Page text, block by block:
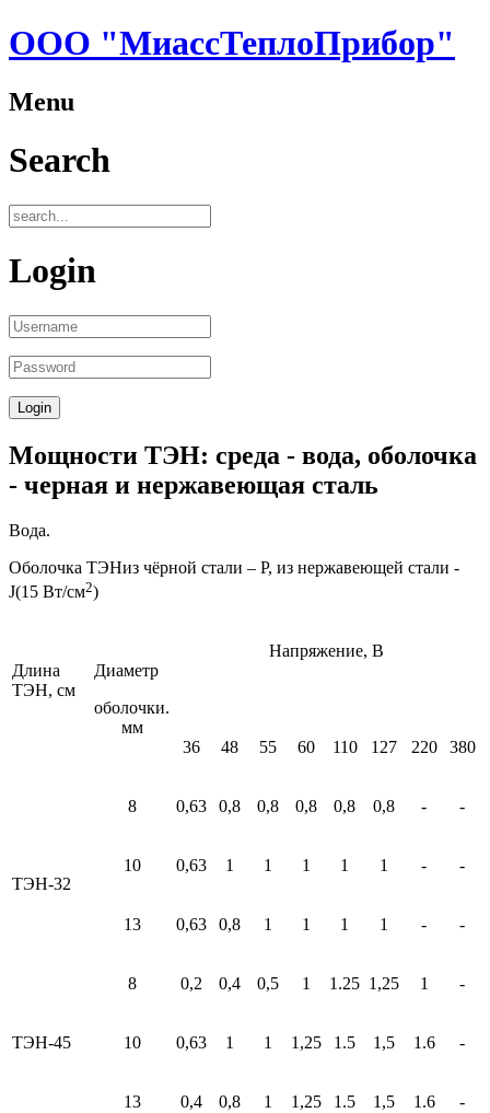
ООО "МиассТеплоПрибор"
Menu
Search
Login
Мощности ТЭН: среда - вода, оболочка
- черная и нержавеющая сталь
Вода.
Оболочка ТЭНиз чёрной стали – Р, из нержавеющей стали -
J(15 Вт/см2)
Длина
ТЭН, см
Диаметр
оболочки.
мм
Напряжение, В
36 48 55 60 110 127 220 380
ТЭН-32
8 0,63 0,8 0,8 0,8 0,8 0,8 - -
10 0,63 1 1 1 1 1 - -
13 0,63 0,8 1 1 1 1 - -
ТЭН-45
8 0,2 0,4 0,5 1 1.25 1,25 1 -
10 0,63 1 1 1,25 1.5 1,5 1.6 -
13 0,4 0,8 1 1,25 1.5 1,5 1.6 -